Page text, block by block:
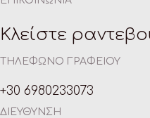
Κλείστε
ΤΗΛΕΦΩΝΟ ΓΡΑΦΕΙΟΥ
+30 6980233073
ΔΙΕΥΘΥΝΣΗ